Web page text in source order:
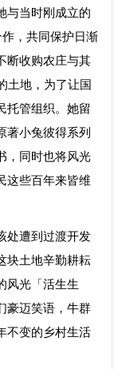
与当时刚成立的
作，共同保护日渐
断收购农庄与其
土地，为了让国
托管组织。她留
著小兔彼得系列
，同时也将风光
这些百年来皆维
处遭到过渡开发
块土地辛勤耕耘
风光「活生生
豪迈笑语，牛群
不变的乡村生活